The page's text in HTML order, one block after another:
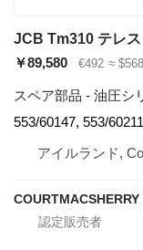
￥89,580 €492 ≈
スペア部品 - 油圧シ
553/60147, 553/60211
アイルランド,